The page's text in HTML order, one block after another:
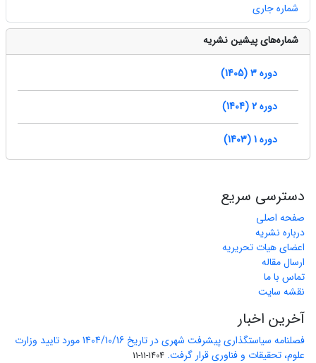
شماره جاری
شماره‌های پیشین نشریه
دوره 3 (1405)
دوره 2 (1404)
دوره 1 (1403)
دسترسی سریع
صفحه اصلی
درباره نشریه
اعضای هیات تحریریه
ارسال مقاله
تماس با ما
نقشه سایت
آخرین اخبار
فصلنامه سیاستگذاری پیشرفت شهری در تاریخ 1404/10/16 مورد تایید وزارت
علوم، تحقیقات و فناوری قرار گرفت. 1404-11-11